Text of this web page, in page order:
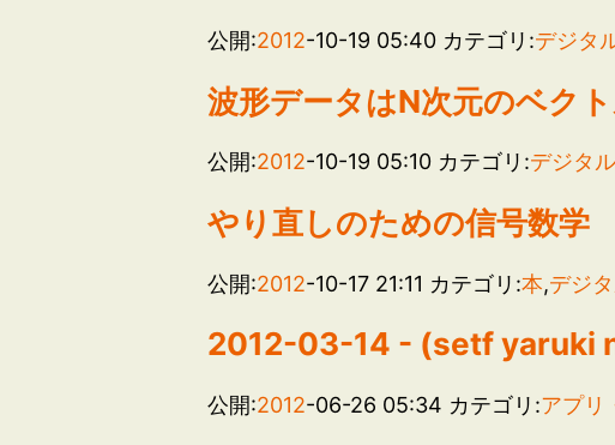
公開:2012-10-19 05:40 カテゴリ:デジタ
波形データはN次元のベク
公開:2012-10-19 05:10 カテゴリ:デジタ
やり直しのための信号数学
公開:2012-10-17 21:11 カテゴリ:本,デジ
2012-03-14 - (setf yaruki
公開:2012-06-26 05:34 カテゴリ:アプリ